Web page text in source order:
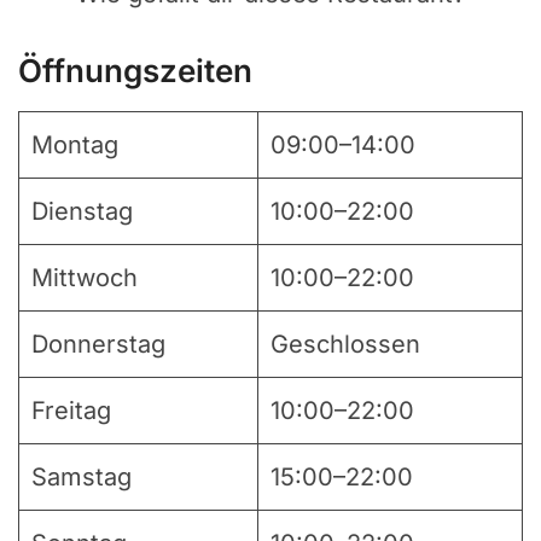
Öffnungszeiten
Montag 09:00–14:00
Dienstag 10:00–22:00
Mittwoch 10:00–22:00
Donnerstag Geschlossen
Freitag 10:00–22:00
Samstag 15:00–22:00